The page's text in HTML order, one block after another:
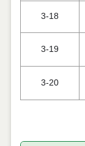
3-18
3-19
3-20